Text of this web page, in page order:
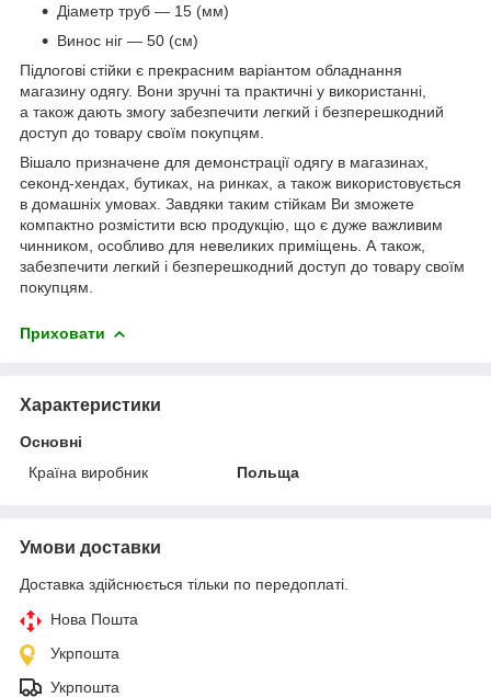
Діаметр труб — 15 (мм)
Винос ніг — 50 (см)
Підлогові стійки є прекрасним варіантом обладнання
магазину одягу. Вони зручні та практичні у використанні,
а також дають змогу забезпечити легкий і безперешкодний
доступ до товару своїм покупцям.
Вішало призначене для демонстрації одягу в магазинах,
секонд-хендах, бутиках, на ринках, а також використовується
в домашніх умовах. Завдяки таким стійкам Ви зможете
компактно розмістити всю продукцію, що є дуже важливим
чинником, особливо для невеликих приміщень. А також,
забезпечити легкий і безперешкодний доступ до товару своїм
покупцям.
Приховати
Характеристики
Основні
Країна виробник
Польща
Умови доставки
Доставка здійснюється тільки по передоплаті.
Нова Пошта
Укрпошта
Укрпошта